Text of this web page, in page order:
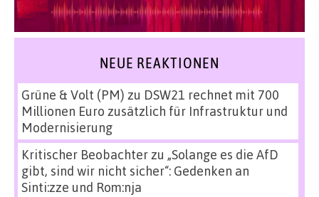
NEUE REAKTIONEN
Grüne & Volt (PM) zu DSW21 rechnet mit 700
Millionen Euro zusätzlich für Infrastruktur und
Modernisierung
Kritischer Beobachterzu „Solange es die AfD
gibt, sind wir nicht sicher“: Gedenken an
Sinti:zze und Rom:nja